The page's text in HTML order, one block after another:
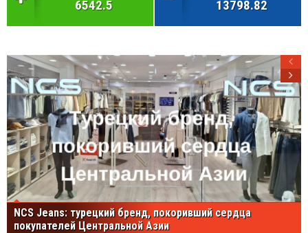
6542.5 13798.82
NCS Jeans: турецкий бренд, покоривший сердца
покупателей Центральной Азии